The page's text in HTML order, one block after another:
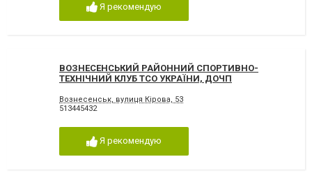
Я рекомендую
ВОЗНЕСЕНСЬКИЙ РАЙОННИЙ СПОРТИВНО-
ТЕХНІЧНИЙ КЛУБ ТСО УКРАЇНИ, ДОЧП
Вознесенськ, вулиця Кірова, 53
513445432
Я рекомендую